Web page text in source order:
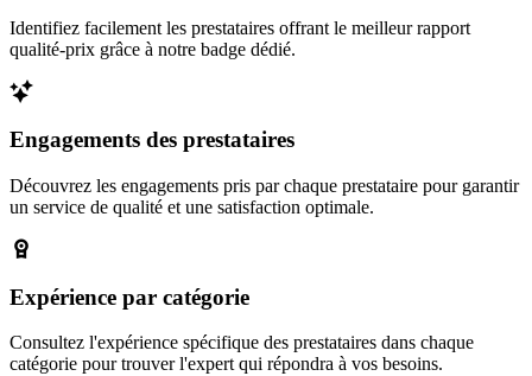
Identifiez facilement les prestataires offrant le meilleur rapport
qualité-prix grâce à notre badge dédié.
Engagements des prestataires
Découvrez les engagements pris par chaque prestataire pour garantir
un service de qualité et une satisfaction optimale.
Expérience par catégorie
Consultez l'expérience spécifique des prestataires dans chaque
catégorie pour trouver l'expert qui répondra à vos besoins.